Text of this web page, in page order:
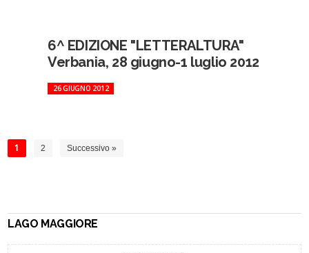
6^ EDIZIONE "LETTERALTURA"
Verbania, 28 giugno-1 luglio 2012
26 GIUGNO 2012
1 2 Successivo »
LAGO MAGGIORE